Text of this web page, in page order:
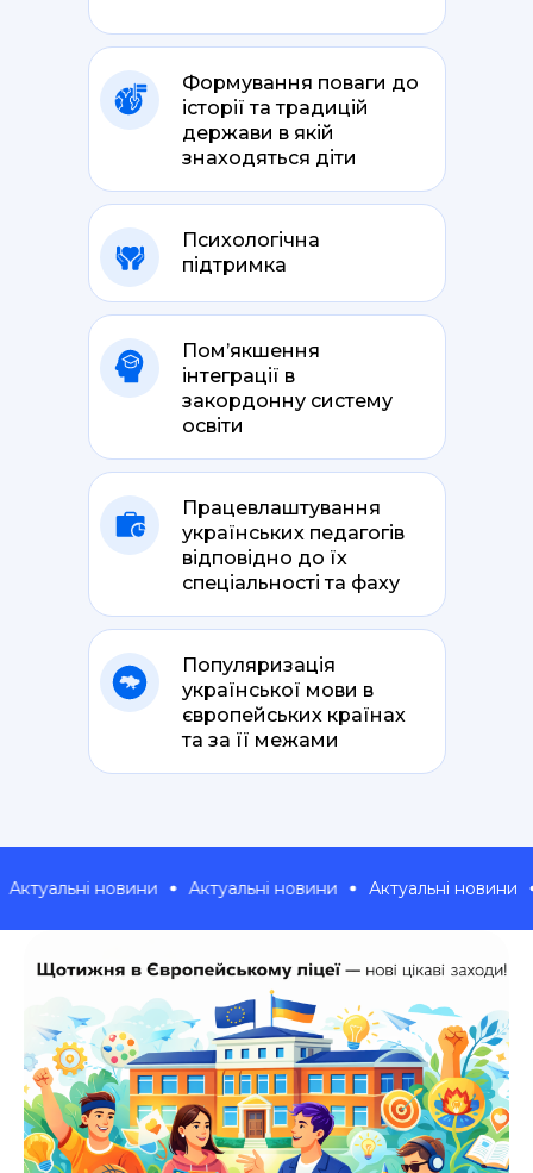
Формування поваги до
історії та традицій
держави в якій
знаходяться діти
Психологічна
підтримка
Пом’якшення
інтеграції в
закордонну систему
освіти
Працевлаштування
українських педагогів
відповідно до їх
спеціальності та фаху
Популяризація
української мови в
європейських країнах
та за її межами
новини Актуальні новини Актуальні новини